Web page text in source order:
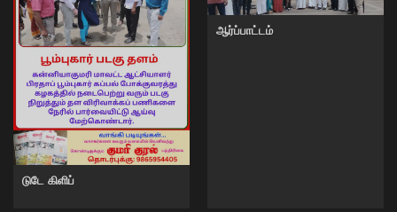
டுடே கிளிப்
ஆர்ப்பாட்டம்